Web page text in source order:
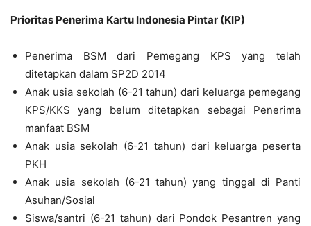
Prioritas Penerima Kartu Indonesia Pintar (KIP)
Penerima BSM dari Pemegang KPS yang telah
ditetapkan dalam SP2D 2014
Anak usia sekolah (6-21 tahun) dari keluarga pemegang
KPS/KKS yang belum ditetapkan sebagai Penerima
manfaat BSM
Anak usia sekolah (6-21 tahun) dari keluarga peserta
PKH
Anak usia sekolah (6-21 tahun) yang tinggal di Panti
Asuhan/Sosial
Siswa/santri (6-21 tahun) dari Pondok Pesantren yang